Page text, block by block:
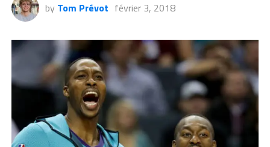
by Tom Prévot février 3, 2018